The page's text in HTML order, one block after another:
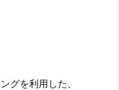
グを利用した、